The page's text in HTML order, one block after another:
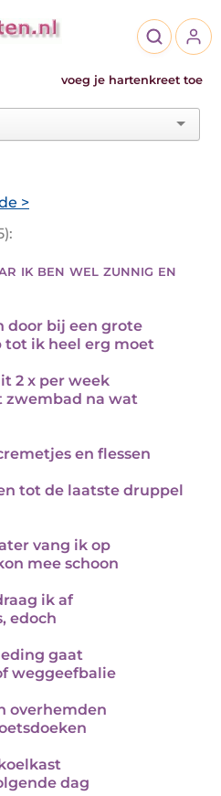
voeg je hartenkreet toe
>
ik ben wel zunnig en
door bij een grote
tot ik heel erg moet
2 x per week
zwembad na wat
en flessen
tot de laatste druppel
vang ik op
mee schoon
ik af
edoch
gaat
weggeefbalie
overhemden
dag